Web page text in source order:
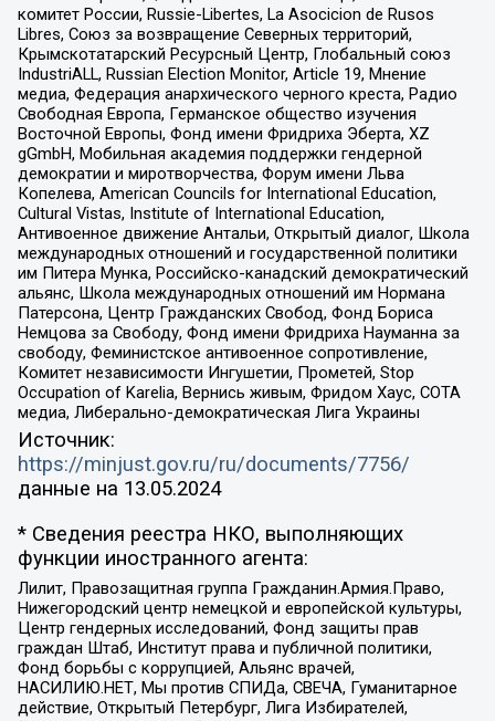
комитет России, Russie-Libertes, La Asocicion de Rusos
Libres, Союз за возвращение Северных территорий,
Крымскотатарский Ресурсный Центр, Глобальный союз
IndustriALL, Russian Election Monitor, Article 19, Мнение
медиа, Федерация анархического черного креста, Радио
Свободная Европа, Германское общество изучения
Восточной Европы, Фонд имени Фридриха Эберта, XZ
gGmbH, Мобильная академия поддержки гендерной
демократии и миротворчества, Форум имени Льва
Копелева, American Councils for International Education,
Cultural Vistas, Institute of International Education,
Антивоенное движение Антальи, Открытый диалог, Школа
международных отношений и государственной политики
им Питера Мунка, Российско-канадский демократический
альянс, Школа международных отношений им Нормана
Патерсона, Центр Гражданских Свобод, Фонд Бориса
Немцова за Свободу, Фонд имени Фридриха Науманна за
свободу, Феминистское антивоенное сопротивление,
Комитет независимости Ингушетии, Прометей, Stop
Occupation of Karelia, Вернись живым, Фридом Хаус, СОТА
медиа, Либерально-демократическая Лига Украины
Источник:
https://minjust.gov.ru/ru/documents/7756/
данные на 13.05.2024
* Сведения реестра НКО, выполняющих
функции иностранного агента:
Лилит, Правозащитная группа Гражданин.Армия.Право,
Нижегородский центр немецкой и европейской культуры,
Центр гендерных исследований, Фонд защиты прав
граждан Штаб, Институт права и публичной политики,
Фонд борьбы с коррупцией, Альянс врачей,
НАСИЛИЮ.НЕТ, Мы против СПИДа, СВЕЧА, Гуманитарное
действие, Открытый Петербург, Лига Избирателей,